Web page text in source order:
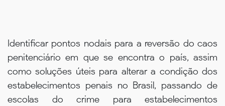
Identificar pontos nodais para a reversão do caos
penitenciário em que se encontra o país, assim
como soluções úteis para alterar a condição dos
estabelecimentos penais no Brasil, passando de
escolas do crime para estabelecimentos